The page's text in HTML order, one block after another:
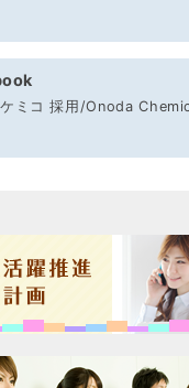
ミコ 採用/Onoda